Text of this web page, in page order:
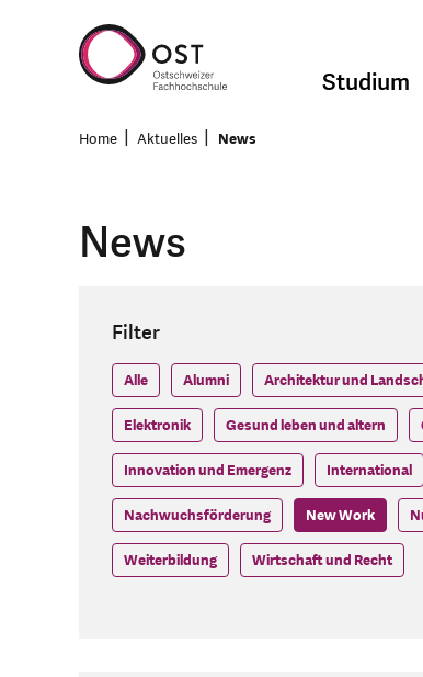
Studium
Home Aktuelles News
News
Filter
Alle Alumni Architektur und
Elektronik Gesund leben und altern
Innovation und Emergenz International
Nachwuchsförderung New Work
Weiterbildung Wirtschaft und Recht